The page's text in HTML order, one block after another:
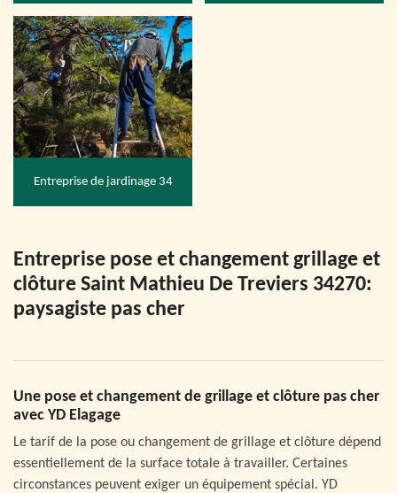
Entreprise de jardinage 34
Entreprise pose et changement grillage et
clôture Saint Mathieu De Treviers 34270:
paysagiste pas cher
Une pose et changement de grillage et clôture pas cher
avec YD Elagage
Le tarif de la pose ou changement de grillage et clôture dépend
essentiellement de la surface totale à travailler. Certaines
circonstances peuvent exiger un équipement spécial. YD